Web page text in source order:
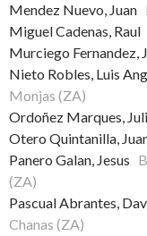
Mendez Nuevo, Juan
Miguel Cadenas, Raul
Murciego Fernandez,
Nieto Robles, Luis
Monjas (ZA)
Ordoñez Marques,
Otero Quintanilla,
Panero Galan, Jesus
(ZA)
Pascual Abrantes,
Chanas (ZA)